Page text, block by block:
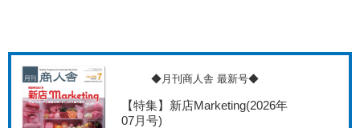
◆月刊商人舎 最新号◆
【特集】新店Marketing(2026年
07月号)